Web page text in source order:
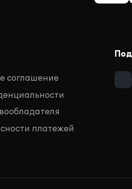
соглашение
платежей